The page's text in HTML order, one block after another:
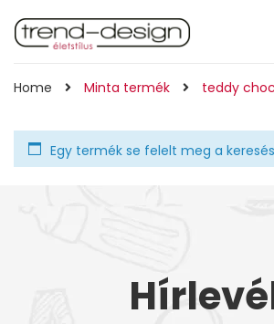
Home Minta termék teddy
Egy termék se felelt meg a